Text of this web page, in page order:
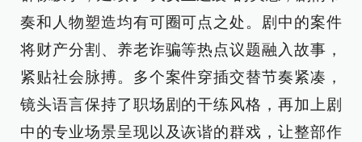
奏和人物塑造均有可圈可点之处。剧中的案件
将财产分割、养老诈骗等热点议题融入故事，
紧贴社会脉搏。多个案件穿插交替节奏紧凑，
镜头语言保持了职场剧的干练风格，再加上剧
中的专业场景呈现以及诙谐的群戏，让整部作